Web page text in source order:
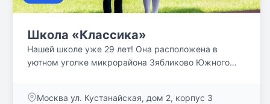
Школа «Классика»
Нашей школе уже 29 лет! Она расположена в
уютном уголке микрорайона Зябликово Южного
стали, действительно, образцовым учебным
Москва ул. Кустанайская, дом 2, корпус 3